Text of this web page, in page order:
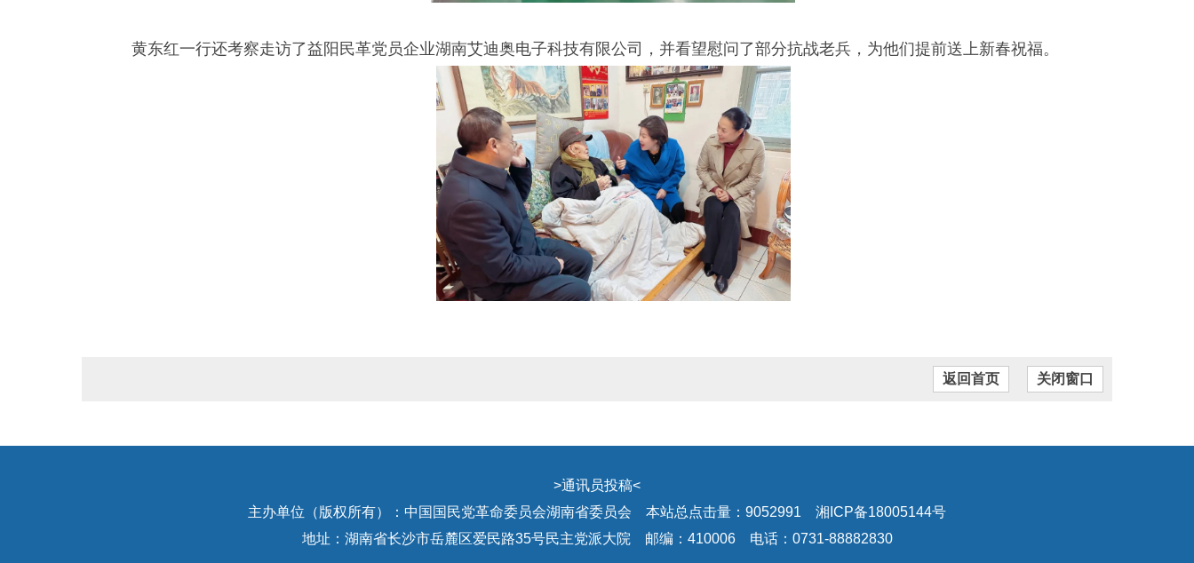
黄东红一行还考察走访了益阳民革党员企业湖南艾迪奥电子科技有限公司，并看望慰问了部分抗战老兵，为他们提前送上新春祝福。
关闭窗口
返回首页
>通讯员投稿<
主办单位（版权所有）：中国国民党革命委员会湖南省委员会 本站总点击量：9052991 湘ICP备18005144号
地址：湖南省长沙市岳麓区爱民路35号民主党派大院 邮编：410006 电话：0731-88882830